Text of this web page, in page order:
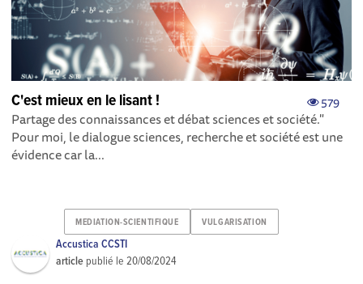
579
C'est mieux en le lisant !
Partage des connaissances et débat sciences et société. "
Pour moi, le dialogue sciences, recherche et société est une
évidence car la...
MEDIATION-SCIENTIFIQUE VULGARISATION
Accustica CCSTI
article publié le20/08/2024